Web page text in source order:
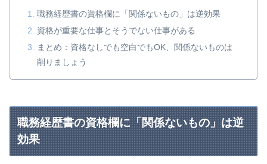
職務経歴書の資格欄に「関係ないもの」は逆効果
資格が重要な仕事とそうでない仕事がある
まとめ：資格なしでも空白でもOK、関係ないものは
削りましょう
職務経歴書の資格欄に「関係ないもの」は逆
効果